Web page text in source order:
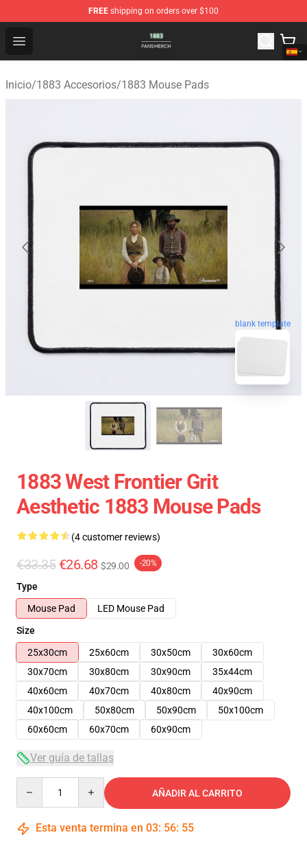
FREE shipping on orders over $100
Open menu
1883 Shop - Official 1883 Merchandise Store
Inicio/1883 Accesorios/1883 Mouse Pads
blank template
1883 West Frontier Grit
Aesthetic 1883 Mouse Pads
(4 customer reviews)
€33.35 €26.68 $29.00 -20%
Type
Mouse Pad
LED Mouse Pad
Size
25x30cm
25x60cm 30x50cm
30x60cm
30x70cm
30x80cm 30x90cm
35x44cm
40x60cm
40x70cm 40x80cm
40x90cm
40x100cm
50x80cm 50x90cm
50x100cm
60x60cm
60x70cm 60x90cm
Ver guía de tallas
AÑADIR AL CARRITO
Esta venta termina en 03: 56: 54